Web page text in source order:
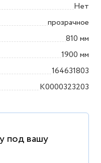
Нет
прозрачное
810 мм
1900 мм
164631803
K0000323203
под вашу